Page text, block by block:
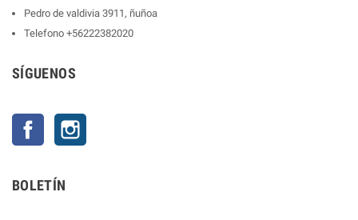
Pedro de valdivia 3911, ñuñoa
Telefono +56222382020
SÍGUENOS
Facebook
BOLETÍN